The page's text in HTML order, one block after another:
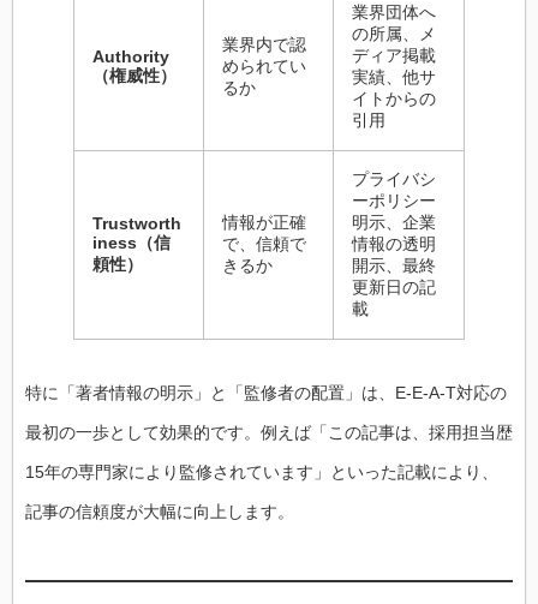
Authority
（権威性）
業界内で認
められてい
るか
業界団体へ
の所属、メ
ディア掲載
実績、他サ
イトからの
引用
Trustworth
iness（信
頼性）
情報が正確
で、信頼で
きるか
プライバシ
ーポリシー
明示、企業
情報の透明
開示、最終
更新日の記
載
特に「著者情報の明示」と「監修者の配置」は、E-E-A-T対応の
最初の一歩として効果的です。例えば「この記事は、採用担当歴
15年の専門家により監修されています」といった記載により、
記事の信頼度が大幅に向上します。